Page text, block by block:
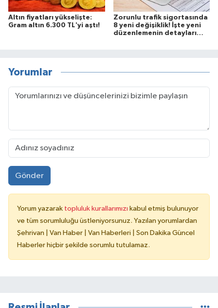
Altın fiyatları yükselişte:
Gram altın 6.300 TL'yi aştı!
Zorunlu trafik sigortasında
8 yeni değişiklik! İşte yeni
düzenlemenin detayları…
Yorumlar
Gönder
Yorum yazarak topluluk kurallarımızı kabul etmiş bulunuyor
ve tüm sorumluluğu üstleniyorsunuz. Yazılan yorumlardan
Şehrivan | Van Haber | Van Haberleri | Son Dakika Güncel
Haberler hiçbir şekilde sorumlu tutulamaz.